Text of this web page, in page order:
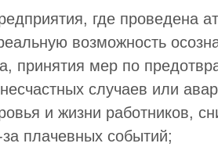
где проведена
возможность
принятия мер по
случаев или
и жизни работников,
плачевных событий;